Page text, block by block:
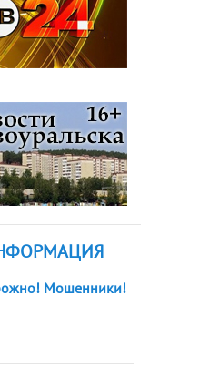
Мошенники!